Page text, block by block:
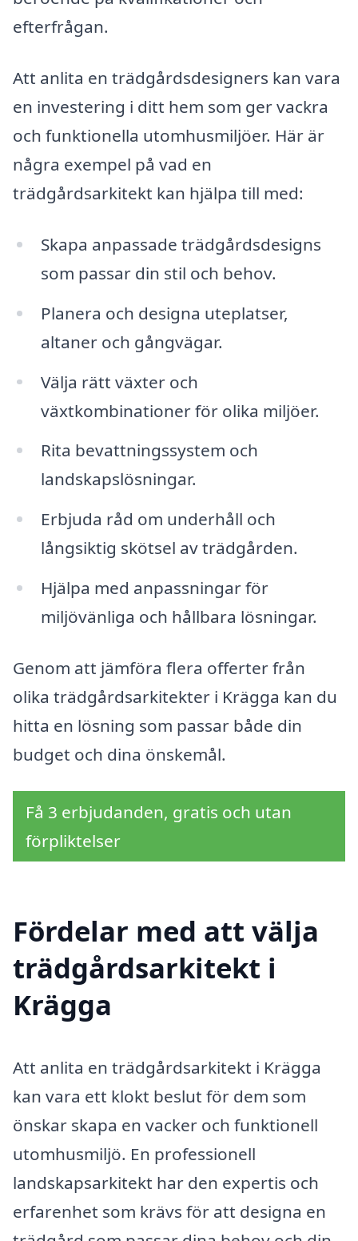
efterfrågan.
Att anlita en trädgårdsdesigners kan vara
en investering i ditt hem som ger vackra
och funktionella utomhusmiljöer. Här är
några exempel på vad en
trädgårdsarkitekt kan hjälpa till med:
Skapa anpassade trädgårdsdesigns
som passar din stil och behov.
Planera och designa uteplatser,
altaner och gångvägar.
Välja rätt växter och
växtkombinationer för olika miljöer.
Rita bevattningssystem och
landskapslösningar.
Erbjuda råd om underhåll och
långsiktig skötsel av trädgården.
Hjälpa med anpassningar för
miljövänliga och hållbara lösningar.
Genom att jämföra flera offerter från
olika trädgårdsarkitekter i Krägga kan du
hitta en lösning som passar både din
budget och dina önskemål.
Få 3 erbjudanden, gratis och utan
förpliktelser
Fördelar med att välja
trädgårdsarkitekt i
Krägga
Att anlita en trädgårdsarkitekt i Krägga
kan vara ett klokt beslut för dem som
önskar skapa en vacker och funktionell
utomhusmiljö. En professionell
landskapsarkitekt har den expertis och
erfarenhet som krävs för att designa en